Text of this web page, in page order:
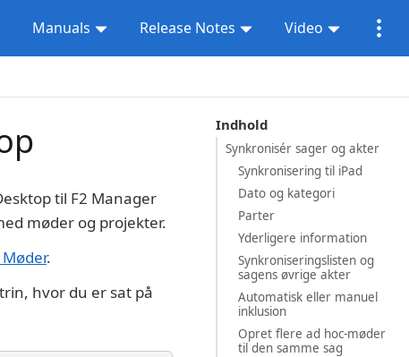
Manuals Release Notes Video
Indhold
Synkronisér sager og akter
Synkronisering til iPad
Dato og kategori
Parter
Yderligere information
Synkroniseringslisten og
sagens øvrige akter
Automatisk eller manuel
inklusion
Opret flere ad hoc-møder
til den samme sag
til F2 Manager
møder og projekter.
Møder.
hvor du er sat på